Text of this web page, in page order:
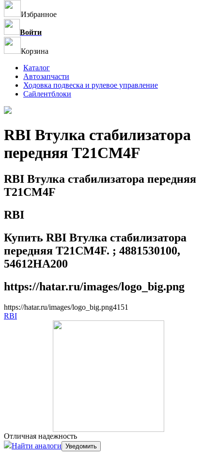
Избранное
Войти
Корзина
Каталог
Автозапчасти
Ходовка подвеска и рулевое управление
Сайлентблоки
RBI Втулка стабилизатора
передняя T21CM4F
RBI Втулка стабилизатора передняя
T21CM4F
RBI
Купить RBI Втулка стабилизатора
передняя T21CM4F. ; 4881530100,
54612HA200
https://hatar.ru/images/logo_big.png
https://hatar.ru/images/logo_big.png41 51
RBI
Отличная надежность
Найти аналоги